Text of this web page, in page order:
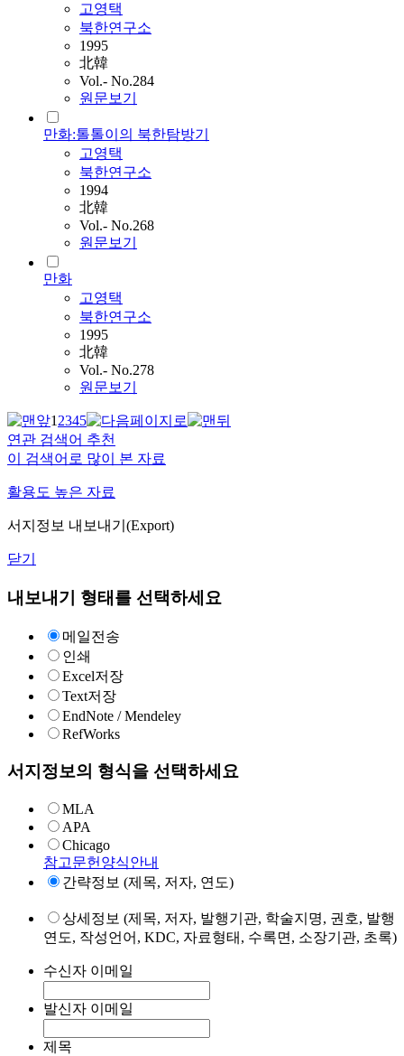
고영택
북한연구소
1995
北韓
Vol.- No.284
원문보기
만화:톨톨이의 북한탐방기
고영택
북한연구소
1994
北韓
Vol.- No.268
원문보기
만화
고영택
북한연구소
1995
北韓
Vol.- No.278
원문보기
12345
연관 검색어 추천
이 검색어로 많이 본 자료
활용도 높은 자료
서지정보 내보내기(Export)
닫기
내보내기 형태를 선택하세요
메일전송
인쇄
Excel저장
Text저장
EndNote / Mendeley
RefWorks
서지정보의 형식을 선택하세요
MLA
APA
Chicago
참고문헌양식안내
간략정보 (제목, 저자, 연도)
상세정보 (제목, 저자, 발행기관, 학술지명, 권호, 발행
연도, 작성언어, KDC, 자료형태, 수록면, 소장기관, 초록)
수신자 이메일
발신자 이메일
제목